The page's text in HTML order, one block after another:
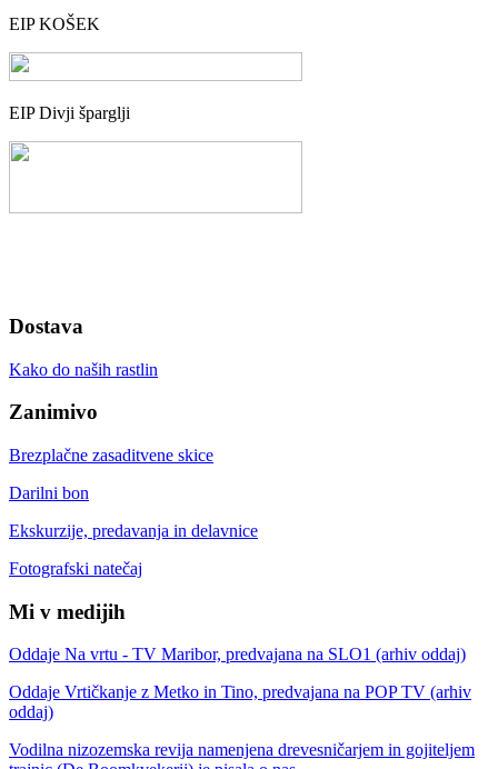
EIP KOŠEK
EIP Divji šparglji
Dostava
Kako do naših rastlin
Zanimivo
Brezplačne zasaditvene skice
Darilni bon
Ekskurzije, predavanja in delavnice
Fotografski natečaj
Mi v medijih
Oddaje Na vrtu - TV Maribor, predvajana na SLO1 (arhiv oddaj)
Oddaje Vrtičkanje z Metko in Tino, predvajana na POP TV (arhiv
oddaj)
Vodilna nizozemska revija namenjena drevesničarjem in gojiteljem